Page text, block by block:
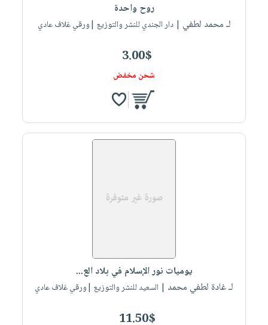
روح واحدة
لـ محمد لطفي | دار الجندي للنشر والتوزيع |ورقي غلاف عادي
3.00$
شحن مخفض
يوميات نور الإسلام في بلاد الع...
لـ غادة لطفي محمد | السعيد للنشر والتوزيع |ورقي غلاف عادي
11.50$